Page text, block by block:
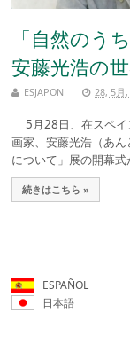
「自然のう
安藤光浩の
ESJAPON 28, 5月
5月28日、在スペイ
画家、安藤光浩（あ
について」展の開幕
続きはこちら »
ESPAÑOL
日本語